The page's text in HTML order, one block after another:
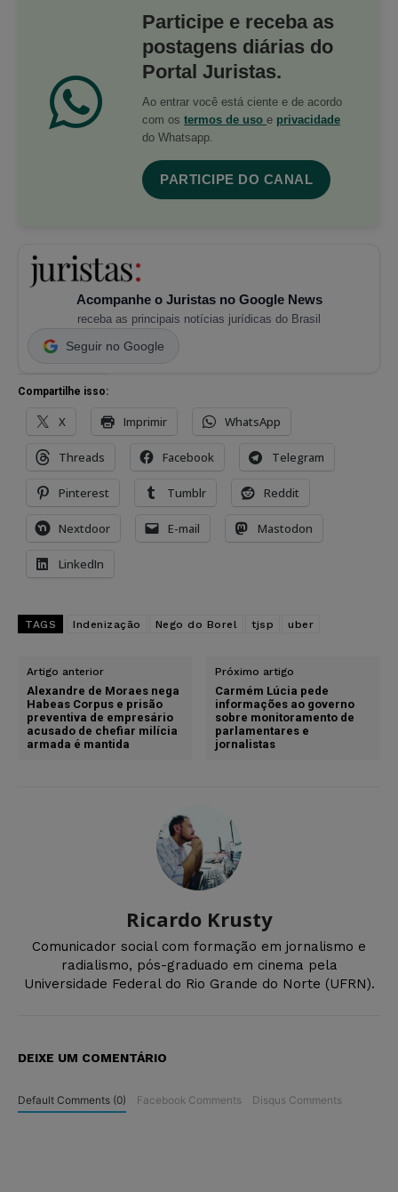
Participe e receba as
postagens diárias do
Portal Juristas.
Ao entrar você está ciente e de acordo
com os termos de uso e privacidade
do Whatsapp.
PARTICIPE DO CANAL
Acompanhe o Juristas no Google News
receba as principais notícias jurídicas do Brasil
Seguir no Google
Compartilhe isso:
X Imprimir WhatsApp
Threads Facebook Telegram
Pinterest Tumblr Reddit
Nextdoor E-mail Mastodon
LinkedIn
TAGS Indenização Nego do Borel tjsp uber
Artigo anterior
Alexandre de Moraes nega
Habeas Corpus e prisão
preventiva de empresário
acusado de chefiar milícia
armada é mantida
Próximo artigo
Carmém Lúcia pede
informações ao governo
sobre monitoramento de
parlamentares e
jornalistas
Ricardo Krusty
Comunicador social com formação em jornalismo e
radialismo, pós-graduado em cinema pela
Universidade Federal do Rio Grande do Norte (UFRN).
DEIXE UM COMENTÁRIO
Default Comments (0) Facebook Comments Disqus Comments